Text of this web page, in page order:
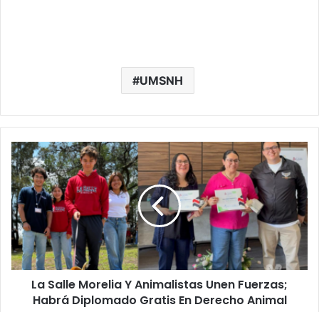
UMSNH
La
Salle
Morelia
Y
Animalistas
Unen
Fuerzas;
Habrá
Diplomado
GratisLa Salle Morelia Y Animalistas Unen Fuerzas;
Habrá Diplomado Gratis En Derecho Animal